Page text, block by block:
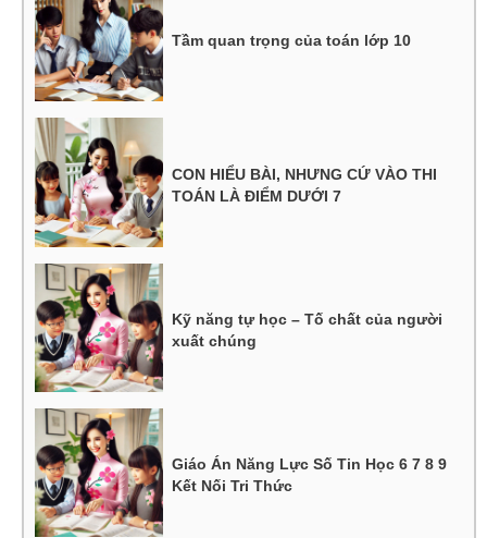
Tầm quan trọng của toán lớp 10
CON HIỂU BÀI, NHƯNG CỨ VÀO THI
TOÁN LÀ ĐIỂM DƯỚI 7
Kỹ năng tự học – Tố chất của người
xuất chúng
Giáo Án Năng Lực Số Tin Học 6 7 8 9
Kết Nối Tri Thức